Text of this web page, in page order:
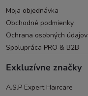
Moja objednávka
Obchodné podmienky
Ochrana osobných údajov
Spolupráca PRO & B2B
Exkluzívne značky
A.S.P Expert Haircare